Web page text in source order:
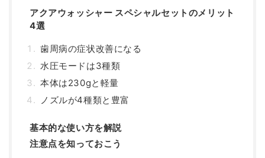
アクアウォッシャー スペシャルセットのメリット
4選
歯周病の症状改善になる
水圧モードは3種類
本体は230gと軽量
ノズルが4種類と豊富
基本的な使い方を解説
注意点を知っておこう